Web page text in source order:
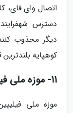
اتصال وای فای،
دسترس
دیگر مجذوب
کوهپایه
11- موزه ملی فیلیپین
موزه ملی